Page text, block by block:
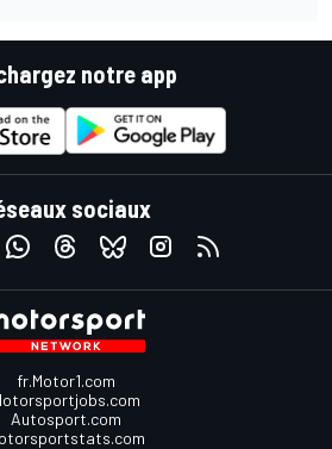
notre app
sociaux
fr.Motor1.com
Autosport.com